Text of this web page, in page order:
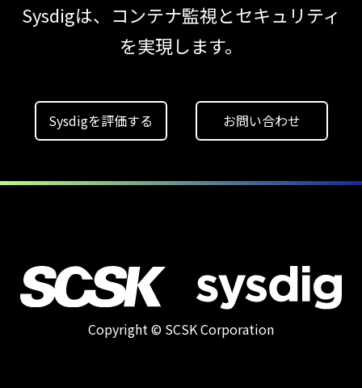
コンテナセキュリティとは？
クラウドネイティブ時代に必要な対策の全体像
【ブログ】
Workload
Protection
クラウドワークロードを守る最新セキュリテ
【ブログ】
CTEMとは何か｜
攻撃者視点でクラウドの弱点を可視化する新
Sysdigは、コンテナ監視とセキュリティ
を実現します。
Sysdigを評価する お問い合わせ
Copyright © SCSK Corporation